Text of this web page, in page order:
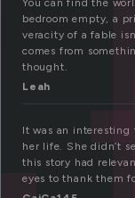
You can find the
bedroom empty, a
veracity of a fable
comes from
thought.
Leah
It was an interesting
her life. She didn’t
this story had
eyes to thank them